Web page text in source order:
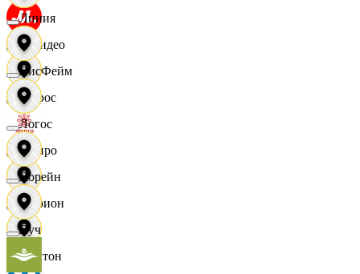
МВидео
Мирос
Монро
Морион
Мултон
Линия
ЛисФейм
Логос
Лорейн
Луч